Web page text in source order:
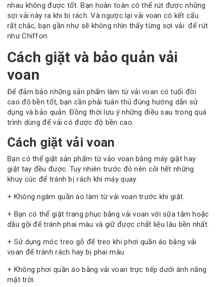
nhau không được tốt. Bạn hoàn toàn có thể rút được những
sợi vải này ra khi bị rách. Và ngược lại vải voan có kết cấu
rất chắc, bạn gần như sẽ không nhìn thấy từng sợi vải để rút
như Chiffon.
Cách giặt và bảo quản vải
voan
Để đảm bảo những sản phẩm làm từ vải voan có tuổi đời
cao độ bền tốt, bạn cần phải tuân thủ đúng hướng dẫn sử
dụng và bảo quản. Đồng thời lưu ý những điều sau trong quá
trình dùng để vải có được độ bền cao.
Cách giặt vải voan
Bạn có thể giặt sản phẩm từ vảo voan bằng máy giặt hay
giặt tay đều được. Tuy nhiên trước đó nên cởi hết những
khuy cúc để tránh bị rách khi máy quay.
+ Không ngâm quần áo làm từ vải voan trước khi giặt.
+ Bạn có thể giặt trang phục bằng vải voan với sữa tắm hoặc
dầu gội để tránh phai màu và giữ được chất liệu lâu bền nhất.
+ Sử dụng móc treo gỗ để treo khi phơi quần áo bằng vải
voan để tránh rách hay bị phai màu.
+ Không phơi quần áo bằng vải voan trực tiếp dưới ánh nắng
mặt trời.